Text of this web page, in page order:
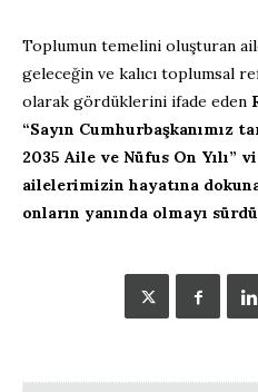
Toplumun temelini oluşturan
geleceğin ve kalıcı toplumsal
olarak gördüklerini ifade eden
“Sayın Cumhurbaşkanımız
2035 Aile ve Nüfus On Yılı”
ailelerimizin hayatına
onların yanında olmayı